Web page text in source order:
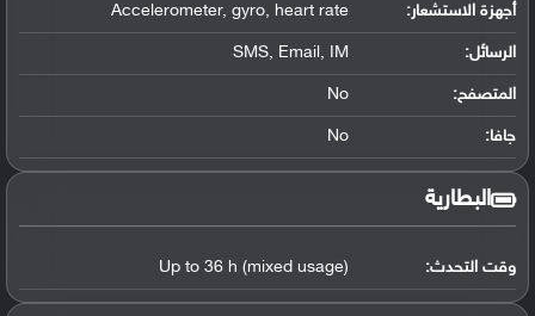
أجهزة الاستشعار: Accelerometer, gyro, heart rate
الرسائل: SMS, Email, IM
المتصفح: No
جافا: No
البطارية
وقت التحدث: Up to 36 h (mixed usage)